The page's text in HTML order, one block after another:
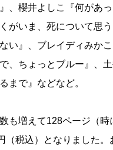
、櫻井よしこ『何があ
がいま、死について思
い』、ブレイディみか
、ちょっとブルー』、
まで』などなど。
も増えて128ページ（時
（税込）となりました。